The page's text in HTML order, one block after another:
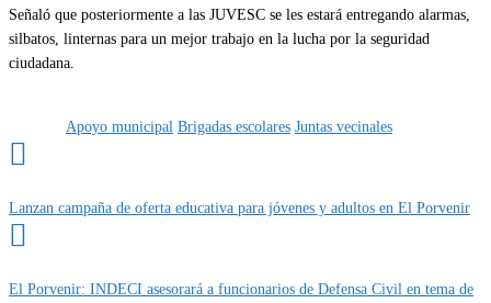
Señaló que posteriormente a las JUVESC se les estará entregando alarmas,
silbatos, linternas para un mejor trabajo en la lucha por la seguridad
ciudadana.
Apoyo municipal Brigadas escolares Juntas vecinales
Lanzan campaña de oferta educativa para jóvenes y adultos en El Porvenir
El Porvenir: INDECI asesorará a funcionarios de Defensa Civil en tema de